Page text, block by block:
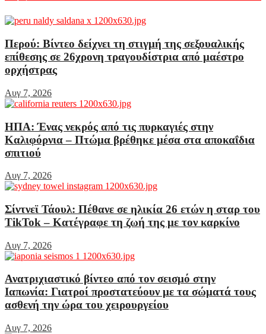
Περού: Βίντεο δείχνει τη στιγμή της σεξουαλικής
επίθεσης σε 26χρονη τραγουδίστρια από μαέστρο
ορχήστρας
Αυγ 7, 2026
ΗΠΑ: Ένας νεκρός από τις πυρκαγιές στην
Καλιφόρνια – Πτώμα βρέθηκε μέσα στα αποκαΐδια
σπιτιού
Αυγ 7, 2026
Σίντνεϊ Τάουλ: Πέθανε σε ηλικία 26 ετών η σταρ του
TikTok – Kατέγραφε τη ζωή της με τον καρκίνο
Αυγ 7, 2026
Ανατριχιαστικό βίντεο από τον σεισμό στην
Ιαπωνία: Γιατροί προστατεύουν με τα σώματά τους
ασθενή την ώρα του χειρουργείου
Αυγ 7, 2026